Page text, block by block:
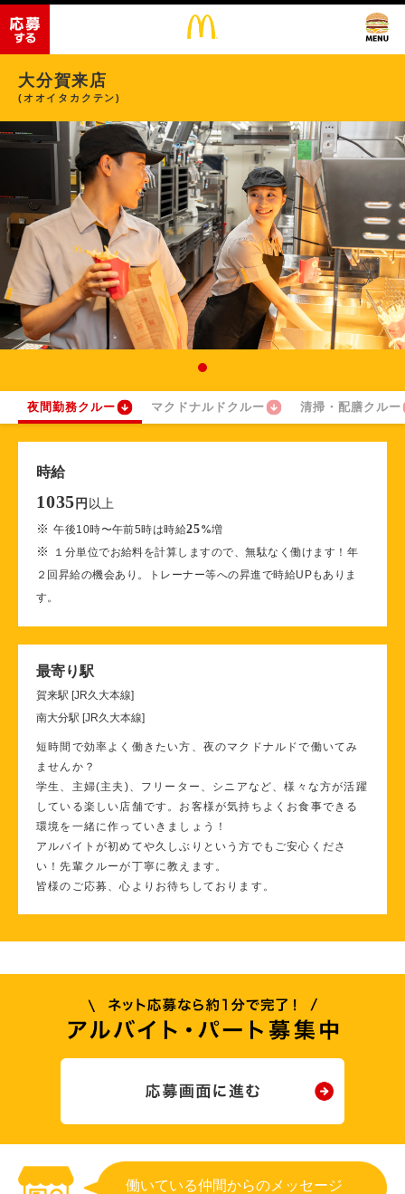
大分賀来店
(オオイタカクテン)
夜間勤務クルー マクドナルドクルー 清掃・配膳クルー
時給
1035 円 以上
※午後10時〜午前5時は時給25%増
※
１分単位でお給料を計算しますので、無駄なく働けます！年
２回昇給の機会あり。トレーナー等への昇進で時給UPもありま
す。
最寄り駅
賀来駅 [JR久大本線]
南大分駅 [JR久大本線]
短時間で効率よく働きたい方、夜のマクドナルドで働いてみ
ませんか？
学生、主婦(主夫)、フリーター、シニアなど、様々な方が活躍
している楽しい店舗です。お客様が気持ちよくお食事できる
環境を一緒に作っていきましょう！
アルバイトが初めてや久しぶりという方でもご安心くださ
い！先輩クルーが丁寧に教えます。
皆様のご応募、心よりお待ちしております。
働いている仲間からのメッセージ